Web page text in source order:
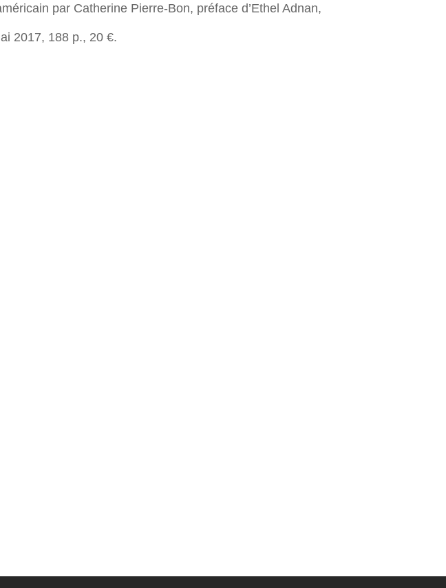
par Catherine Pierre-Bon, préface d’Ethel Adnan,
2017, 188 p., 20 €.